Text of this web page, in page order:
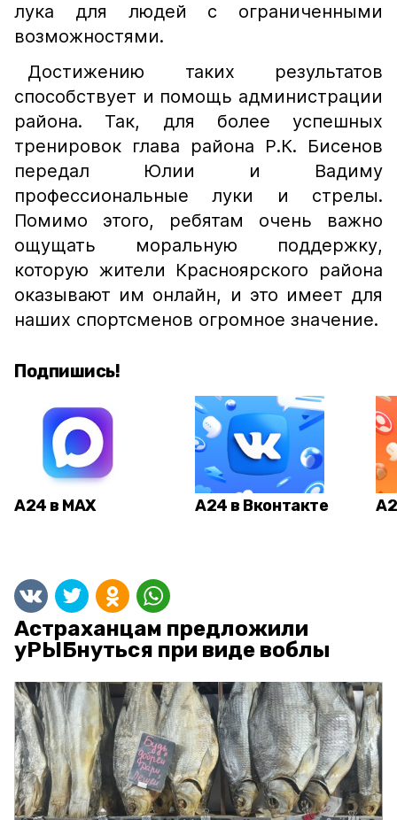
лука для людей с ограниченными
возможностями.
Достижению таких результатов
способствует и помощь администрации
района. Так, для более успешных
тренировок глава района Р.К. Бисенов
передал Юлии и Вадиму
профессиональные луки и стрелы.
Помимо этого, ребятам очень важно
ощущать моральную поддержку,
которую жители Красноярского района
оказывают им онлайн, и это имеет для
наших спортсменов огромное значение.
Подпишись!
А24 в MAX А24 в Вконтакте
Астраханцам предложили
уРЫБнуться при виде воблы